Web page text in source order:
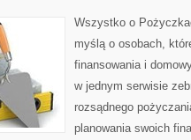
Wszystko o
myślą o osobach,
finansowania i
w jednym serwisie
rozsądnego
planowania swoich